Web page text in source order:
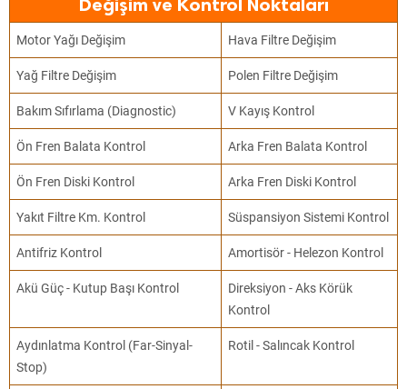
Değişim ve Kontrol Noktaları
Motor Yağı Değişim Hava Filtre Değişim
Yağ Filtre Değişim Polen Filtre Değişim
Bakım Sıfırlama (Diagnostic) V Kayış Kontrol
Ön Fren Balata Kontrol Arka Fren Balata Kontrol
Ön Fren Diski Kontrol Arka Fren Diski Kontrol
Yakıt Filtre Km. Kontrol Süspansiyon Sistemi Kontrol
Antifriz Kontrol Amortisör - Helezon Kontrol
Akü Güç - Kutup Başı Kontrol
Direksiyon - Aks Körük
Kontrol
Aydınlatma Kontrol (Far-Sinyal-
Stop)
Rotil - Salıncak Kontrol